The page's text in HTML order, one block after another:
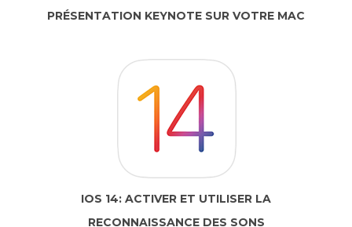
PRÉSENTATION KEYNOTE SUR VOTRE MAC
IOS 14: ACTIVER ET UTILISER LA
RECONNAISSANCE DES SONS